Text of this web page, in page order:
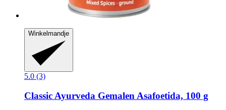
Winkelmandje
5.0 (3)
Classic Ayurveda Gemalen Asafoetida, 100 g